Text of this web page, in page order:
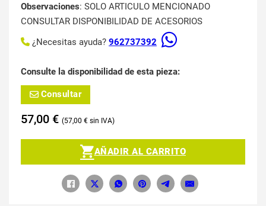
Observaciones: SOLO ARTICULO MENCIONADO
CONSULTAR DISPONIBILIDAD DE ACESORIOS
¿Necesitas ayuda? 962737392
Consulte la disponibilidad de esta pieza:
Consultar
57,00 € 57,00 €
AÑADIR AL CARRITO